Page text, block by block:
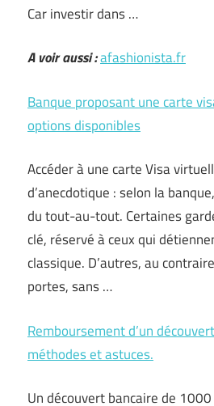
Car investir dans …
A voir aussi :afashionista.fr
Banque proposant une carte
options disponibles
Accéder à une carte Visa
d’anecdotique : selon la
du tout-au-tout. Certaines
clé, réservé à ceux qui
classique. D’autres, au
portes, sans …
Remboursement d’un
méthodes et astuces.
Un découvert bancaire de 1000